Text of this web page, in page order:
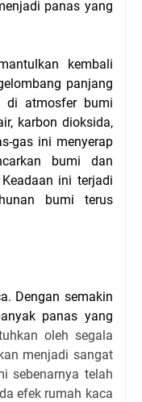
panas yang
kembali
panjang
di atmosfer bumi
, karbon dioksida,
gas ini menyerap
bumi dan
ini terjadi
bumi terus
. Dengan semakin
panas yang
oleh segala
menjadi sangat
sebenarnya telah
efek rumah kaca